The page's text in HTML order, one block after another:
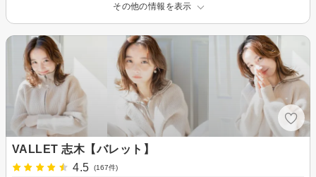
その他の情報を表示
VALLET 志木【バレット】
4.5
(167件)